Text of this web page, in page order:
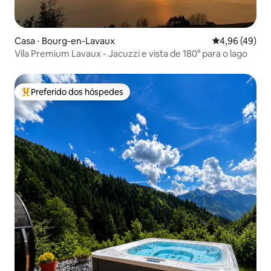
Casa ⋅ Bourg-en-Lavaux 4,96 de uma
4,96 (49)
Vila Premium Lavaux - Jacuzzi e vista de 180° para o lago
Entre os melhores preferidos dos hóspedes
Preferido dos hóspedes